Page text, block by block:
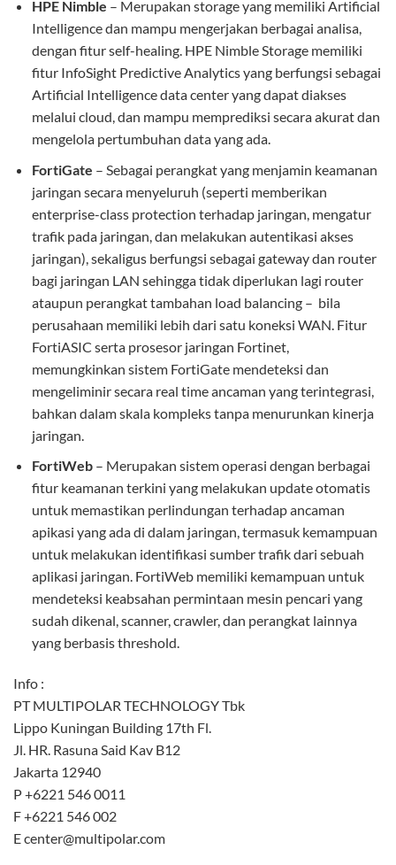
HPE Nimble – Merupakan storage yang memiliki Artificial
Intelligence dan mampu mengerjakan berbagai analisa,
dengan fitur self-healing. HPE Nimble Storage memiliki
fitur InfoSight Predictive Analytics yang berfungsi sebagai
Artificial Intelligence data center yang dapat diakses
melalui cloud, dan mampu memprediksi secara akurat dan
mengelola pertumbuhan data yang ada.
FortiGate – Sebagai perangkat yang menjamin keamanan
jaringan secara menyeluruh (seperti memberikan
enterprise-class protection terhadap jaringan, mengatur
trafik pada jaringan, dan melakukan autentikasi akses
jaringan), sekaligus berfungsi sebagai gateway dan router
bagi jaringan LAN sehingga tidak diperlukan lagi router
ataupun perangkat tambahan load balancing – bila
perusahaan memiliki lebih dari satu koneksi WAN. Fitur
FortiASIC serta prosesor jaringan Fortinet,
memungkinkan sistem FortiGate mendeteksi dan
mengeliminir secara real time ancaman yang terintegrasi,
bahkan dalam skala kompleks tanpa menurunkan kinerja
jaringan.
FortiWeb– Merupakan sistem operasi dengan berbagai
fitur keamanan terkini yang melakukan update otomatis
untuk memastikan perlindungan terhadap ancaman
apikasi yang ada di dalam jaringan, termasuk kemampuan
untuk melakukan identifikasi sumber trafik dari sebuah
aplikasi jaringan. FortiWeb memiliki kemampuan untuk
mendeteksi keabsahan permintaan mesin pencari yang
sudah dikenal, scanner, crawler, dan perangkat lainnya
yang berbasis threshold.
Info :
PT MULTIPOLAR TECHNOLOGY Tbk
Lippo Kuningan Building 17th Fl.
Jl. HR. Rasuna Said Kav B12
Jakarta 12940
P +6221 546 0011
F +6221 546 002
E center@multipolar.com